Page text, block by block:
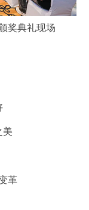
奖典礼现场
美
革